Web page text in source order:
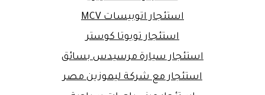
استئجار اتوبيسات MCV
استئجار تويوتا كوستر
استئجار سيارة مرسيدس بسائق
استئجار مع شركة ليموزين مصر